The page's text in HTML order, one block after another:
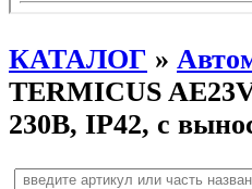
КАТАЛОГ »
TERMICUS
230В, IP42, с